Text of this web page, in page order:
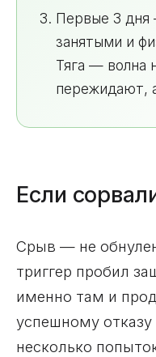
Первые 3 дня
занятыми и
Тяга — волна
пережидают,
Если
Срыв — не
триггер пробил
именно там и
успешному
несколько